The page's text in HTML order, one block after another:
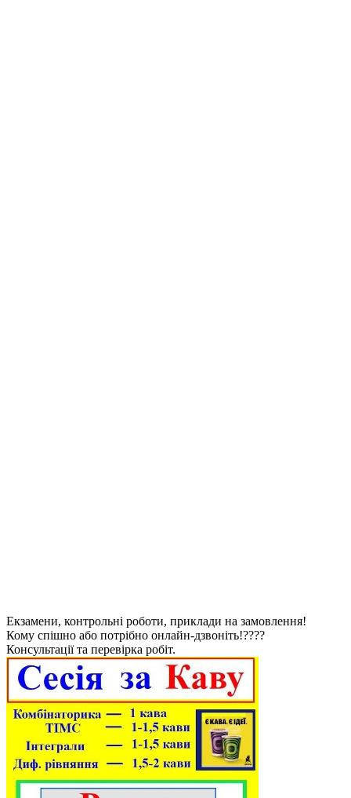
Екзамени, контрольні роботи, приклади на замовлення!
Кому спішно або потрібно онлайн-дзвоніть!????
Консультації та перевірка робіт.